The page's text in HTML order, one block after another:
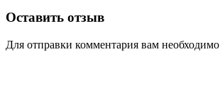
Оставить отзыв
Для отправки комментария вам необходимо